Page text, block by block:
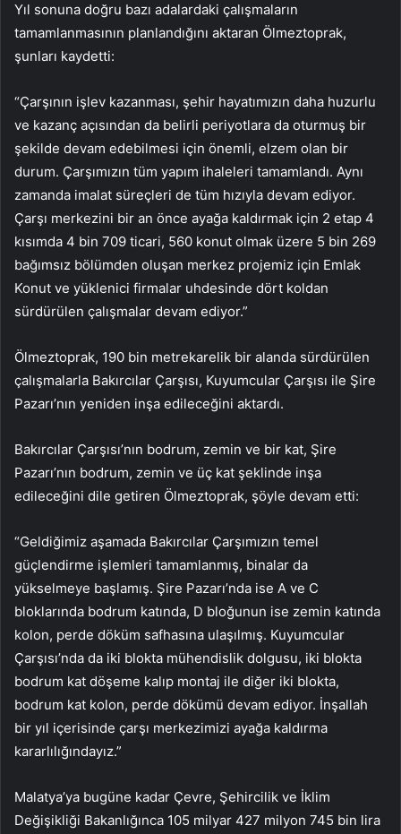
Yıl sonuna doğru bazı adalardaki çalışmaların
tamamlanmasının planlandığını aktaran Ölmeztoprak,
şunları kaydetti:
“Çarşının işlev kazanması, şehir hayatımızın daha huzurlu
ve kazanç açısından da belirli periyotlara da oturmuş bir
şekilde devam edebilmesi için önemli, elzem olan bir
durum. Çarşımızın tüm yapım ihaleleri tamamlandı. Aynı
zamanda imalat süreçleri de tüm hızıyla devam ediyor.
Çarşı merkezini bir an önce ayağa kaldırmak için 2 etap 4
kısımda 4 bin 709 ticari, 560 konut olmak üzere 5 bin 269
bağımsız bölümden oluşan merkez projemiz için Emlak
Konut ve yüklenici firmalar uhdesinde dört koldan
sürdürülen çalışmalar devam ediyor.”
Ölmeztoprak, 190 bin metrekarelik bir alanda sürdürülen
çalışmalarla Bakırcılar Çarşısı, Kuyumcular Çarşısı ile Şire
Pazarı’nın yeniden inşa edileceğini aktardı.
Bakırcılar Çarşısı’nın bodrum, zemin ve bir kat, Şire
Pazarı’nın bodrum, zemin ve üç kat şeklinde inşa
edileceğini dile getiren Ölmeztoprak, şöyle devam etti:
“Geldiğimiz aşamada Bakırcılar Çarşımızın temel
güçlendirme işlemleri tamamlanmış, binalar da
yükselmeye başlamış. Şire Pazarı’nda ise A ve C
bloklarında bodrum katında, D bloğunun ise zemin katında
kolon, perde döküm safhasına ulaşılmış. Kuyumcular
Çarşısı’nda da iki blokta mühendislik dolgusu, iki blokta
bodrum kat döşeme kalıp montaj ile diğer iki blokta,
bodrum kat kolon, perde dökümü devam ediyor. İnşallah
bir yıl içerisinde çarşı merkezimizi ayağa kaldırma
kararlılığındayız.”
Malatya’ya bugüne kadar Çevre, Şehircilik ve İklim
Değişikliği Bakanlığınca 105 milyar 427 milyon 745 bin lira